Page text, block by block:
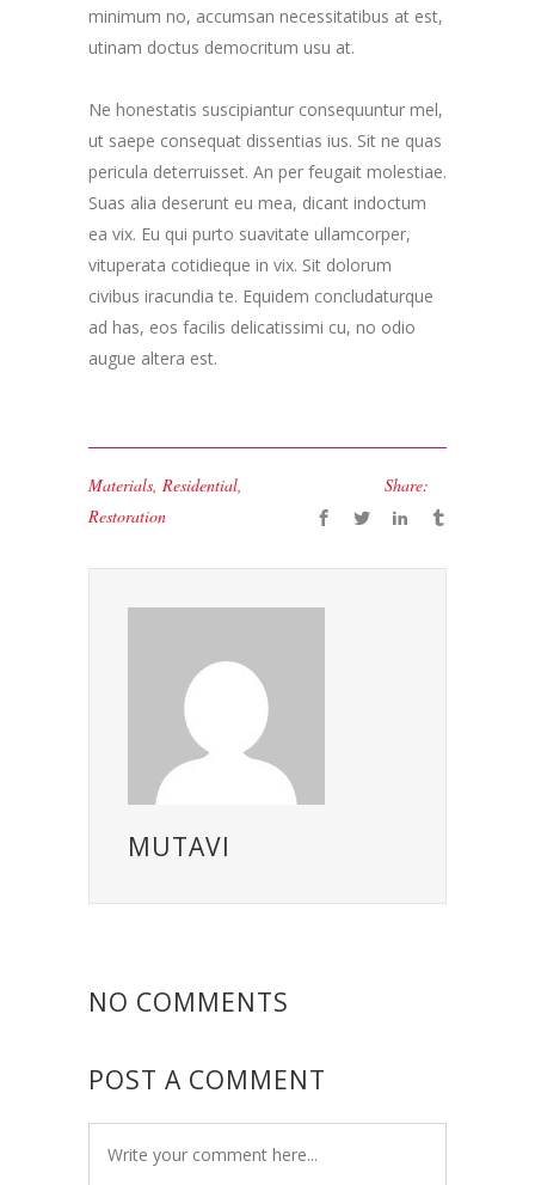
minimum no, accumsan necessitatibus at est,
utinam doctus democritum usu at.
Ne honestatis suscipiantur consequuntur mel,
ut saepe consequat dissentias ius. Sit ne quas
pericula deterruisset. An per feugait molestiae.
Suas alia deserunt eu mea, dicant indoctum
ea vix. Eu qui purto suavitate ullamcorper,
vituperata cotidieque in vix. Sit dolorum
civibus iracundia te. Equidem concludaturque
ad has, eos facilis delicatissimi cu, no odio
augue altera est.
Materials Residential
Restoration
Share:
MUTAVI
NO COMMENTS
POST A COMMENT